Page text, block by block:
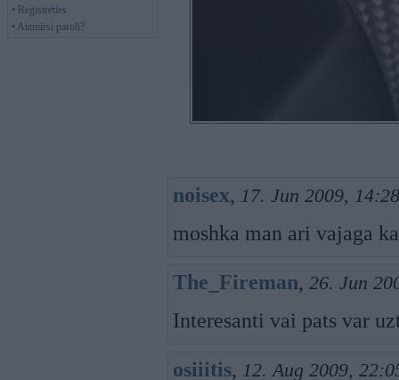
• Reģistrēties
• Aizmirsi paroli?
noisex, 17. Jun 2009, 14:28
moshka man ari vajaga
The_Fireman, 26. Jun
Interesanti vai pats var
osiiitis, 12. Aug 2009,